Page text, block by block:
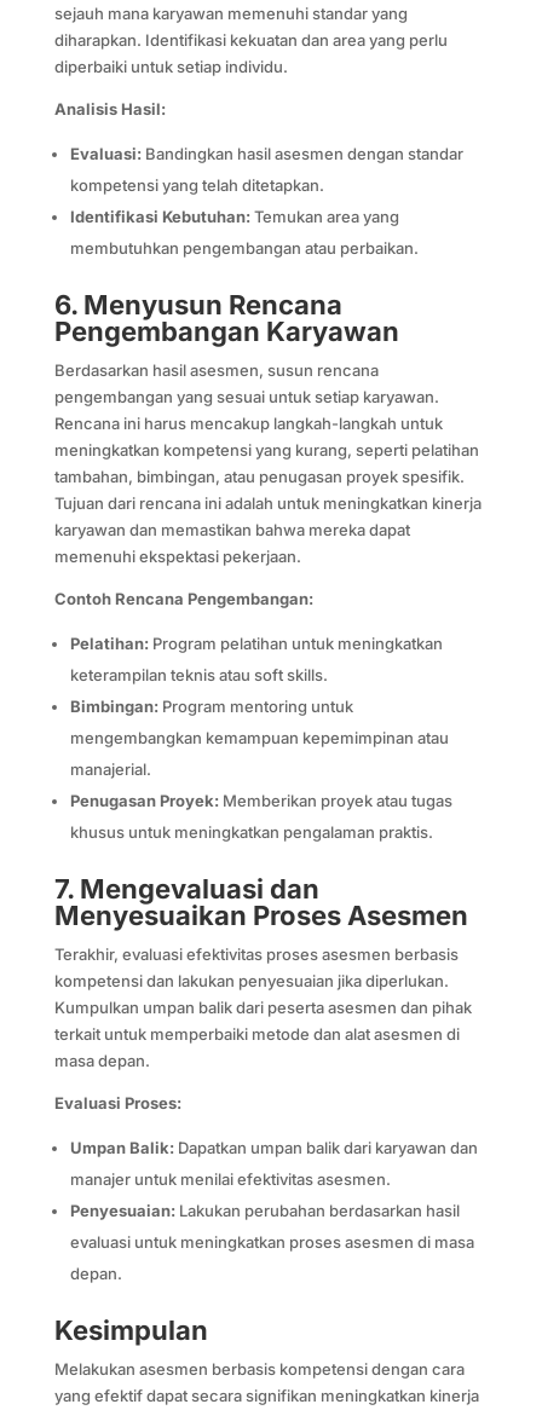
sejauh mana karyawan memenuhi standar yang
diharapkan. Identifikasi kekuatan dan area yang perlu
diperbaiki untuk setiap individu.
Analisis Hasil:
Evaluasi: Bandingkan hasil asesmen dengan standar
kompetensi yang telah ditetapkan.
Identifikasi Kebutuhan: Temukan area yang
membutuhkan pengembangan atau perbaikan.
6. Menyusun Rencana
Pengembangan Karyawan
Berdasarkan hasil asesmen, susun rencana
pengembangan yang sesuai untuk setiap karyawan.
Rencana ini harus mencakup langkah-langkah untuk
meningkatkan kompetensi yang kurang, seperti pelatihan
tambahan, bimbingan, atau penugasan proyek spesifik.
Tujuan dari rencana ini adalah untuk meningkatkan kinerja
karyawan dan memastikan bahwa mereka dapat
memenuhi ekspektasi pekerjaan.
Contoh Rencana Pengembangan:
Pelatihan: Program pelatihan untuk meningkatkan
keterampilan teknis atau soft skills.
Bimbingan: Program mentoring untuk
mengembangkan kemampuan kepemimpinan atau
manajerial.
Penugasan Proyek: Memberikan proyek atau tugas
khusus untuk meningkatkan pengalaman praktis.
7. Mengevaluasi dan
Menyesuaikan Proses Asesmen
Terakhir, evaluasi efektivitas proses asesmen berbasis
kompetensi dan lakukan penyesuaian jika diperlukan.
Kumpulkan umpan balik dari peserta asesmen dan pihak
terkait untuk memperbaiki metode dan alat asesmen di
masa depan.
Evaluasi Proses:
Umpan Balik: Dapatkan umpan balik dari karyawan dan
manajer untuk menilai efektivitas asesmen.
Penyesuaian: Lakukan perubahan berdasarkan hasil
evaluasi untuk meningkatkan proses asesmen di masa
depan.
Kesimpulan
Melakukan asesmen berbasis kompetensi dengan cara
yang efektif dapat secara signifikan meningkatkan kinerja